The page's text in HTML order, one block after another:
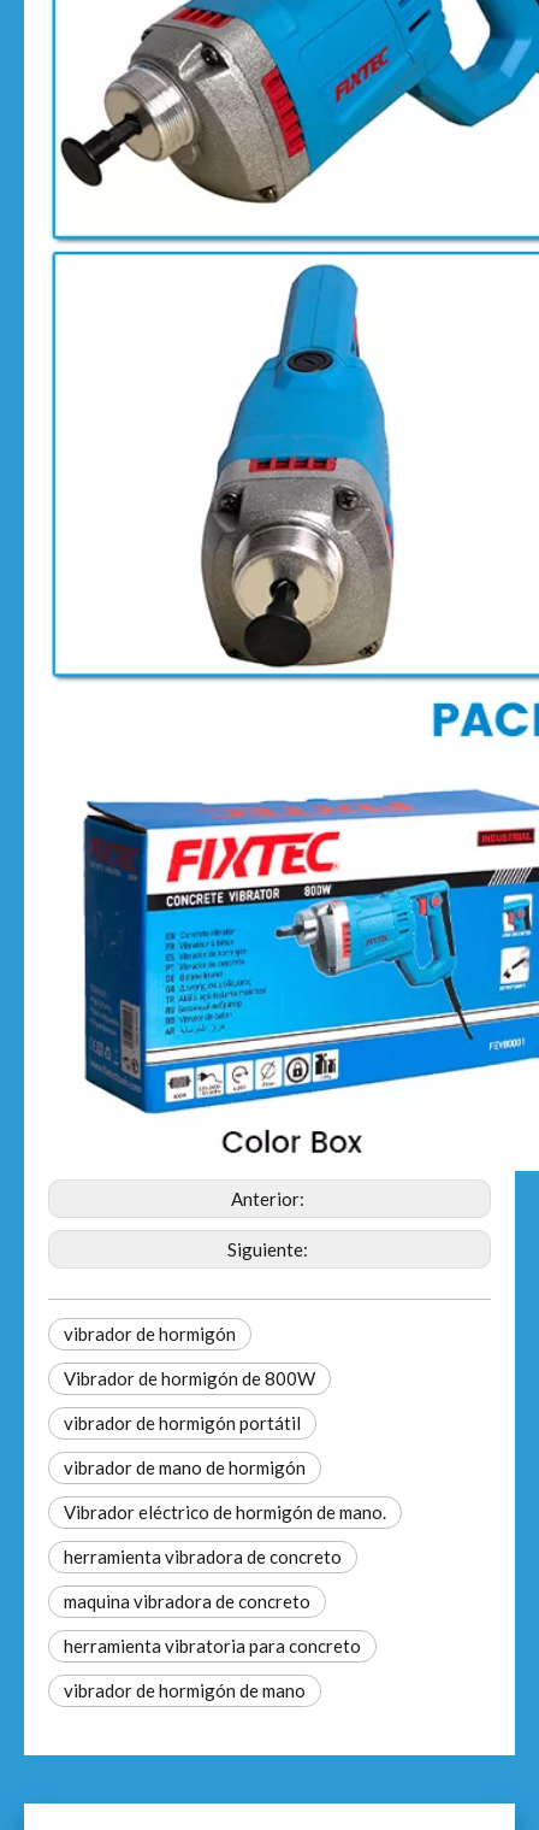
Anterior:
Siguiente:
vibrador de hormigón
Vibrador de hormigón de 800W
vibrador de hormigón portátil
vibrador de mano de hormigón
Vibrador eléctrico de hormigón de mano.
herramienta vibradora de concreto
maquina vibradora de concreto
herramienta vibratoria para concreto
vibrador de hormigón de mano